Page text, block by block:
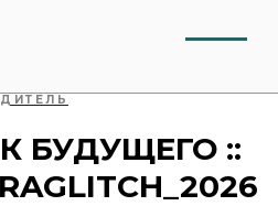
БУДУЩЕГО ::